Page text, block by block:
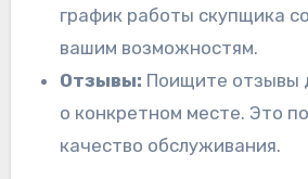
график работы скупщика
вашим возможностям.
Отзывы: Поищите отзывы
о конкретном месте. Это
качество обслуживания.